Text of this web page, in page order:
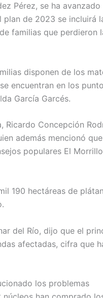
Pérez, se ha avanzado
de 2023 se incluirá
familias que perdieron
disponen de los
encuentran en los
García Garcés.
Ricardo Concepción
además mencionó
populares El
190 hectáreas de
del Río, dijo que el
afectadas, cifra que
los problemas